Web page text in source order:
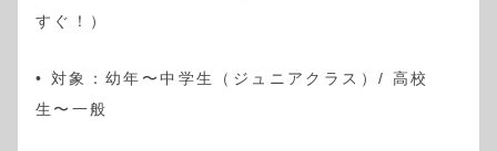
すぐ！）
• 対象：幼年〜中学生（ジュニアクラス）/ 高校
生〜一般